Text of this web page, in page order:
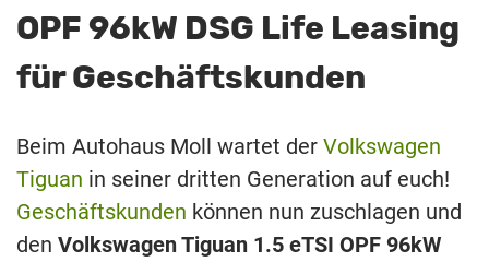
OPF 96kW DSG Life Leasing
für Geschäftskunden
Beim Autohaus Moll wartet der Volkswagen
Tiguan in seiner dritten Generation auf euch!
Geschäftskunden können nun zuschlagen und
den Volkswagen Tiguan 1.5 eTSI OPF 96kW